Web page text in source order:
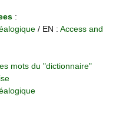
:
/ EN :Access and
mots du "dictionnaire"